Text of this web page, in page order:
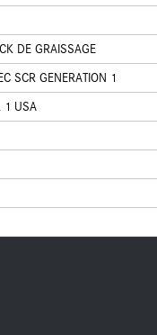
DE GRAISSAGE
SCR GENERATION 1
1 USA